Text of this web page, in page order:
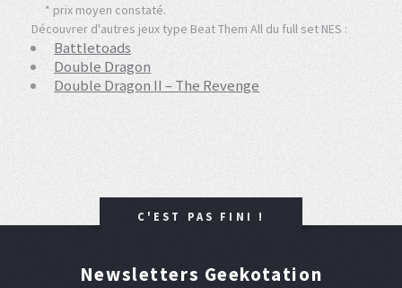
* prix moyen constaté.
Découvrer d'autres jeux type Beat Them All du full set NES :
Battletoads
Double Dragon
Double Dragon II – The Revenge
C'EST PAS FINI !
Newsletters Geekotation